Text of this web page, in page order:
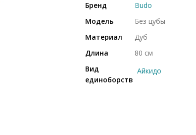
Бренд
Budo
Модель
Без цубы
Материал
Дуб
Длина
80 см
Вид
единоборств
Айкидо